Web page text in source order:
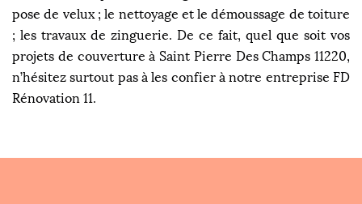
pose de velux ; le nettoyage et le démoussage de toiture
; les travaux de zinguerie. De ce fait, quel que soit vos
projets de couverture à Saint Pierre Des Champs 11220,
n’hésitez surtout pas à les confier à notre entreprise FD
Rénovation 11.